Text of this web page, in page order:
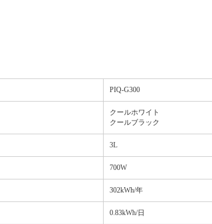
PIQ-G300
クールホワイト
クールブラック
3L
700W
302kWh/年
0.83kWh/日